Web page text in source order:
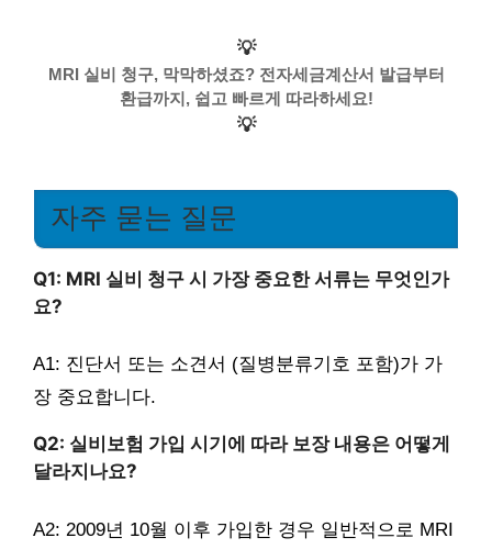
💡
MRI 실비 청구, 막막하셨죠? 전자세금계산서 발급부터
환급까지, 쉽고 빠르게 따라하세요!
💡
자주 묻는 질문
Q1: MRI 실비 청구 시 가장 중요한 서류는 무엇인가
요?
A1: 진단서 또는 소견서 (질병분류기호 포함)가 가
장 중요합니다.
Q2: 실비보험 가입 시기에 따라 보장 내용은 어떻게
달라지나요?
A2: 2009년 10월 이후 가입한 경우 일반적으로 MRI